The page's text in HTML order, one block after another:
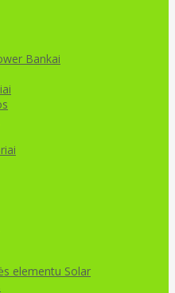
Bankai
elementu Solar